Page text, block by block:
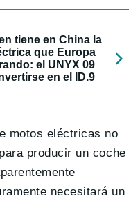
tiene en China la
que Europa
el UNYX 09
en el ID.9
motos eléctricas no
producir un coche
necesitará un